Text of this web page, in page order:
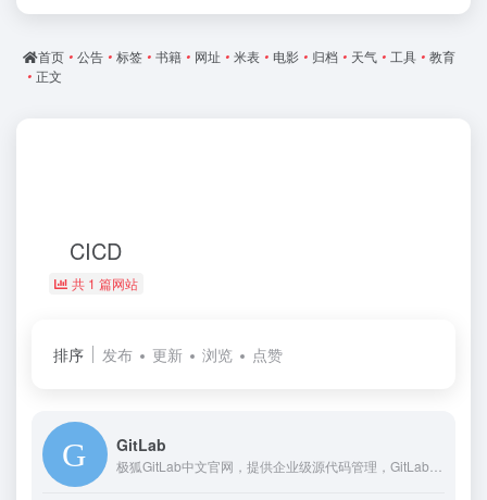
首页 • 公告 • 标签 • 书籍 • 网址 • 米表 • 电影 • 归档 • 天气 • 工具 • 教育
• 正文
CICD
共 1 篇网站
排序 发布 更新 浏览 点赞
GitLab